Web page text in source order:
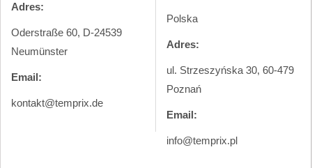
Adres:
Oderstraße 60, D-24539
Neumünster
Email:
kontakt@temprix.de
Polska
Adres:
ul. Strzeszyńska 30, 60-479
Poznań
Email:
info@temprix.pl